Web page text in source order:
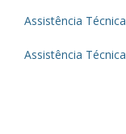
Assistência
Assistência